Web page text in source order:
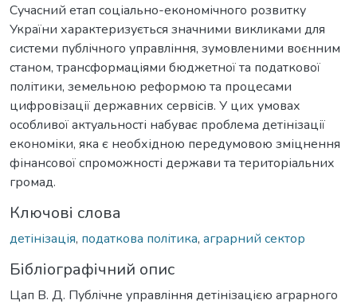
Сучасний етап соціально-економічного розвитку
України характеризується значними викликами для
системи публічного управління, зумовленими воєнним
станом, трансформаціями бюджетної та податкової
політики, земельною реформою та процесами
цифровізації державних сервісів. У цих умовах
особливої актуальності набуває проблема детінізації
економіки, яка є необхідною передумовою зміцнення
фінансової спроможності держави та територіальних
громад.
Ключові слова
детінізація, податкова політика, аграрний сектор
Бібліографічний опис
Цап В. Д. Публічне управління детінізацією аграрного